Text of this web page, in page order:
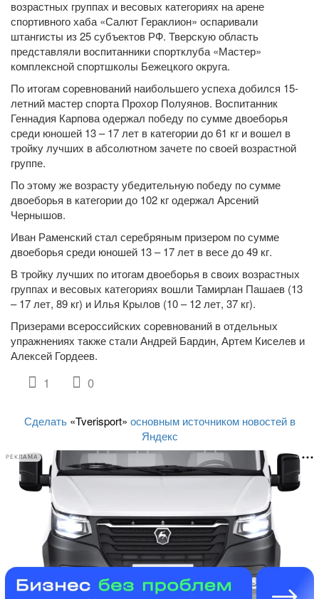
возрастных группах и весовых категориях на арене
спортивного хаба «Салют Гераклион» оспаривали
штангисты из 25 субъектов РФ. Тверскую область
представляли воспитанники спортклуба «Мастер»
комплексной спортшколы Бежецкого округа.
По итогам соревнований наибольшего успеха добился 15-
летний мастер спорта Прохор Полуянов. Воспитанник
Геннадия Карпова одержал победу по сумме двоеборья
среди юношей 13 – 17 лет в категории до 61 кг и вошел в
тройку лучших в абсолютном зачете по своей возрастной
группе.
По этому же возрасту убедительную победу по сумме
двоеборья в категории до 102 кг одержал Арсений
Чернышов.
Иван Раменский стал серебряным призером по сумме
двоеборья среди юношей 13 – 17 лет в весе до 49 кг.
В тройку лучших по итогам двоеборья в своих возрастных
группах и весовых категориях вошли Тамирлан Пашаев (13
– 17 лет, 89 кг) и Илья Крылов (10 – 12 лет, 37 кг).
Призерами всероссийских соревнований в отдельных
упражнениях также стали Андрей Бардин, Артем Киселев и
Алексей Гордеев.
1 0
Сделать «Tverisport» основным источником новостей в
Яндекс
РЕКЛАМА